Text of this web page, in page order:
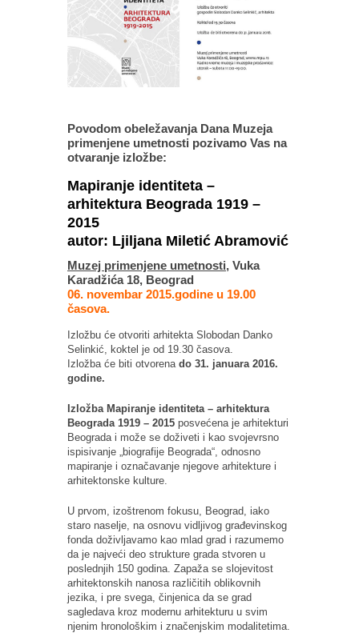
Povodom obeležavanja Dana Muzeja
primenjene umetnosti pozivamo Vas na
otvaranje izložbe:
Mapiranje identiteta –
arhitektura Beograda 1919 –
2015
autor: Ljiljana Miletić Abramović
Muzej primenjene umetnosti, Vuka
Karadžića 18, Beograd
06. novembar 2015.godine u 19.00
časova.
Izložbu će otvoriti arhitekta Slobodan Danko
Selinkić, koktel je od 19.30 časova.
Izložba će biti otvorena do 31. januara 2016.
godine.
Izložba Mapiranje identiteta – arhitektura
Beograda 1919 – 2015 posvećena je arhitekturi
Beograda i može se doživeti i kao svojevrsno
ispisivanje „biografije Beograda“, odnosno
mapiranje i označavanje njegove arhitekture i
arhitektonske kulture.
U prvom, izoštrenom fokusu, Beograd, iako
staro naselje, na osnovu vidljivog građevinskog
fonda doživljavamo kao mlad grad i razumemo
da je najveći deo strukture grada stvoren u
poslednjih 150 godina. Zapaža se slojevitost
arhitektonskih nanosa različitih oblikovnih
jezika, i pre svega, činjenica da se grad
sagledava kroz modernu arhitekturu u svim
njenim hronološkim i značenjskim modalitetima.